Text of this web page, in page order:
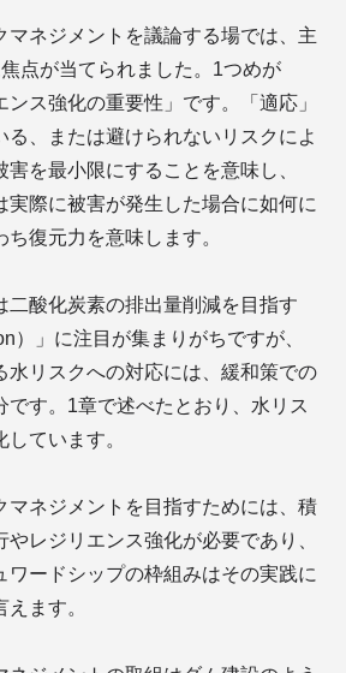
マネジメントを議論する場では、主
点が当てられました。1つめが
ンス強化の重要性」です。「適応」
る、または避けられないリスクによ
害を最小限にすることを意味し、
実際に被害が発生した場合に如何に
復元力を意味します。
二酸化炭素の排出量削減を目指す
）」に注目が集まりがちですが、
水リスクへの対応には、緩和策での
です。1章で述べたとおり、水リス
ています。
マネジメントを目指すためには、積
レジリエンス強化が必要であり、
ワードシップの枠組みはその実践に
ます。